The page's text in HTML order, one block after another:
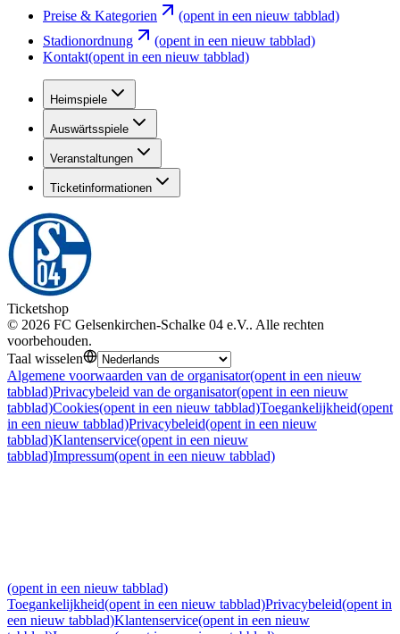
Preise & Kategorien
(opent in een nieuw tabblad)
Stadionordnung
(opent in een nieuw tabblad)
Kontakt(opent in een nieuw tabblad)
Heimspiele
Auswärtsspiele
Veranstaltungen
Ticketinformationen
Ticketshop
© 2026 FC Gelsenkirchen-Schalke 04 e.V.. Alle rechten
voorbehouden.
Taal wisselen
Algemene voorwaarden van de organisator(opent in een nieuw
tabblad)Privacybeleid van de organisator(opent in een nieuw
tabblad)Cookies(opent in een nieuw tabblad)Toegankelijkheid(opent
in een nieuw tabblad)Privacybeleid(opent in een nieuw
tabblad)Klantenservice(opent in een nieuw
tabblad)Impressum(opent in een nieuw tabblad)
(opent in een nieuw tabblad)
Toegankelijkheid(opent in een nieuw tabblad)Privacybeleid(opent in
een nieuw tabblad)Klantenservice(opent in een nieuw